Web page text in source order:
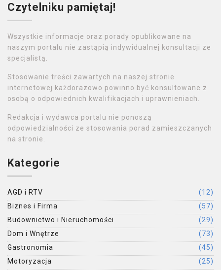
Czytelniku pamiętaj!
Wszystkie informacje oraz porady opublikowane na
naszym portalu nie zastąpią indywidualnej konsultacji ze
specjalistą.
Stosowanie treści zawartych na naszej stronie
internetowej każdorazowo powinno być konsultowane z
osobą o odpowiednich kwalifikacjach i uprawnieniach.
Redakcja i wydawca portalu nie ponoszą
odpowiedzialności ze stosowania porad zamieszczanych
na stronie.
Kategorie
AGD i RTV
(12)
Biznes i Firma
(57)
Budownictwo i Nieruchomości
(29)
Dom i Wnętrze
(73)
Gastronomia
(45)
Motoryzacja
(25)